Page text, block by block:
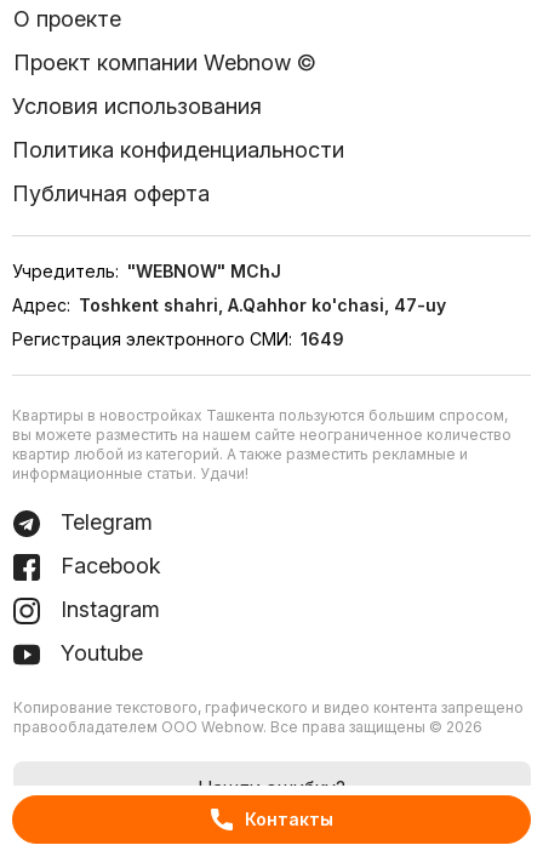
Контакты
О проекте
Проект компании Webnow ©
Условия использования
Политика конфиденциальности
Публичная оферта
Учредитель: "WEBNOW" MChJ
Адрес: Toshkent shahri, A.Qahhor ko'chasi, 47-uy
Регистрация электронного СМИ: 1649
Квартиры в новостройках Ташкента пользуются большим спросом,
вы можете разместить на нашем сайте неограниченное количество
квартир любой из категорий. А также разместить рекламные и
информационные статьи. Удачи!
Telegram
Facebook
Instagram
Youtube
Копирование текстового, графического и видео контента запрещено
правообладателем ООО Webnow. Все права защищены © 2026
Нашли ошибку?